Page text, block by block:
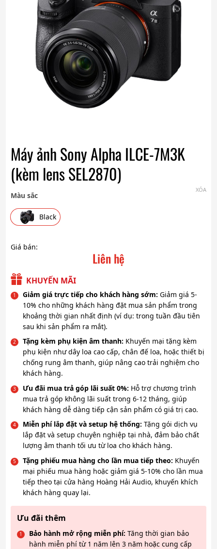
Máy ảnh Sony Alpha ILCE-7M3K
(kèm lens SEL2870)
Màu sắc
Black
XÓA
Giá bán:
Liên hệ
KHUYẾN MÃI
Giảm giá trực tiếp cho khách hàng sớm: Giảm giá 5-
10% cho những khách hàng đặt mua sản phẩm trong
khoảng thời gian nhất định (ví dụ: trong tuần đầu tiên
sau khi sản phẩm ra mắt).
Tặng kèm phụ kiện âm thanh: Khuyến mại tặng kèm
phụ kiện như dây loa cao cấp, chân đế loa, hoặc thiết bị
chống rung âm thanh, giúp nâng cao trải nghiệm cho
khách hàng.
Ưu đãi mua trả góp lãi suất 0%: Hỗ trợ chương trình
mua trả góp không lãi suất trong 6-12 tháng, giúp
khách hàng dễ dàng tiếp cận sản phẩm có giá trị cao.
Miễn phí lắp đặt và setup hệ thống: Tặng gói dịch vụ
lắp đặt và setup chuyên nghiệp tại nhà, đảm bảo chất
lượng âm thanh tối ưu từ loa cho khách hàng.
Tặng phiếu mua hàng cho lần mua tiếp theo: Khuyến
mại phiếu mua hàng hoặc giảm giá 5-10% cho lần mua
tiếp theo tại cửa hàng Hoàng Hải Audio, khuyến khích
khách hàng quay lại.
Ưu đãi thêm
Bảo hành mở rộng miễn phí: Tăng thời gian bảo
hành miễn phí từ 1 năm lên 3 năm hoặc cung cấp